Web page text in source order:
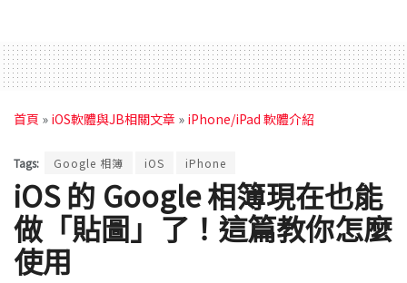
首頁 » iOS軟體與JB相關文章 » iPhone/iPad 軟體介紹
Tags: Google 相簿 iOS iPhone
iOS 的 Google 相簿現在也能
做「貼圖」了！這篇教你怎麼
使用